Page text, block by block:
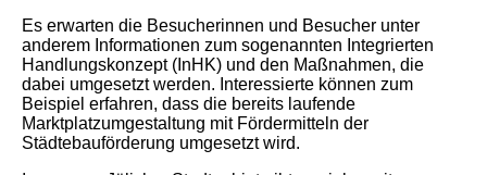
Es erwarten die Besucherinnen und Besucher unter
anderem Informationen zum sogenannten Integrierten
Handlungskonzept (InHK) und den Maßnahmen, die
dabei umgesetzt werden. Interessierte können zum
Beispiel erfahren, dass die bereits laufende
Marktplatzumgestaltung mit Fördermitteln der
Städtebauförderung umgesetzt wird.